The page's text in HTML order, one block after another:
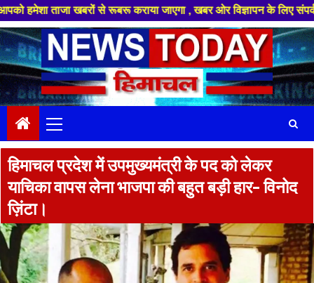
खबरों से रूबरू कराया जाएगा , खबर ओर विज्ञापन के लिए संपर्क करे
Skip
to
content
Menu
हिमाचल प्रदेश में उपमुख्यमंत्री के पद को लेकर
याचिका वापस लेना भाजपा की बहुत बड़ी हार- विनोद
ज़िंटा।